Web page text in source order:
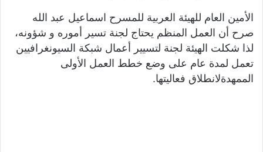
الأمين العام للهيئة العربية للمسرح اسماعيل عبد الله
صرح أن العمل المنظم يحتاج لجنة تسير أموره و شؤونه،
لذا شكلت الهيئة لجنة لتسيير أعمال شبكة السيونغرافيين
تعمل لمدة عام على وضع خطط العمل الأولى
الممهدةلانطلاق فعاليتها.